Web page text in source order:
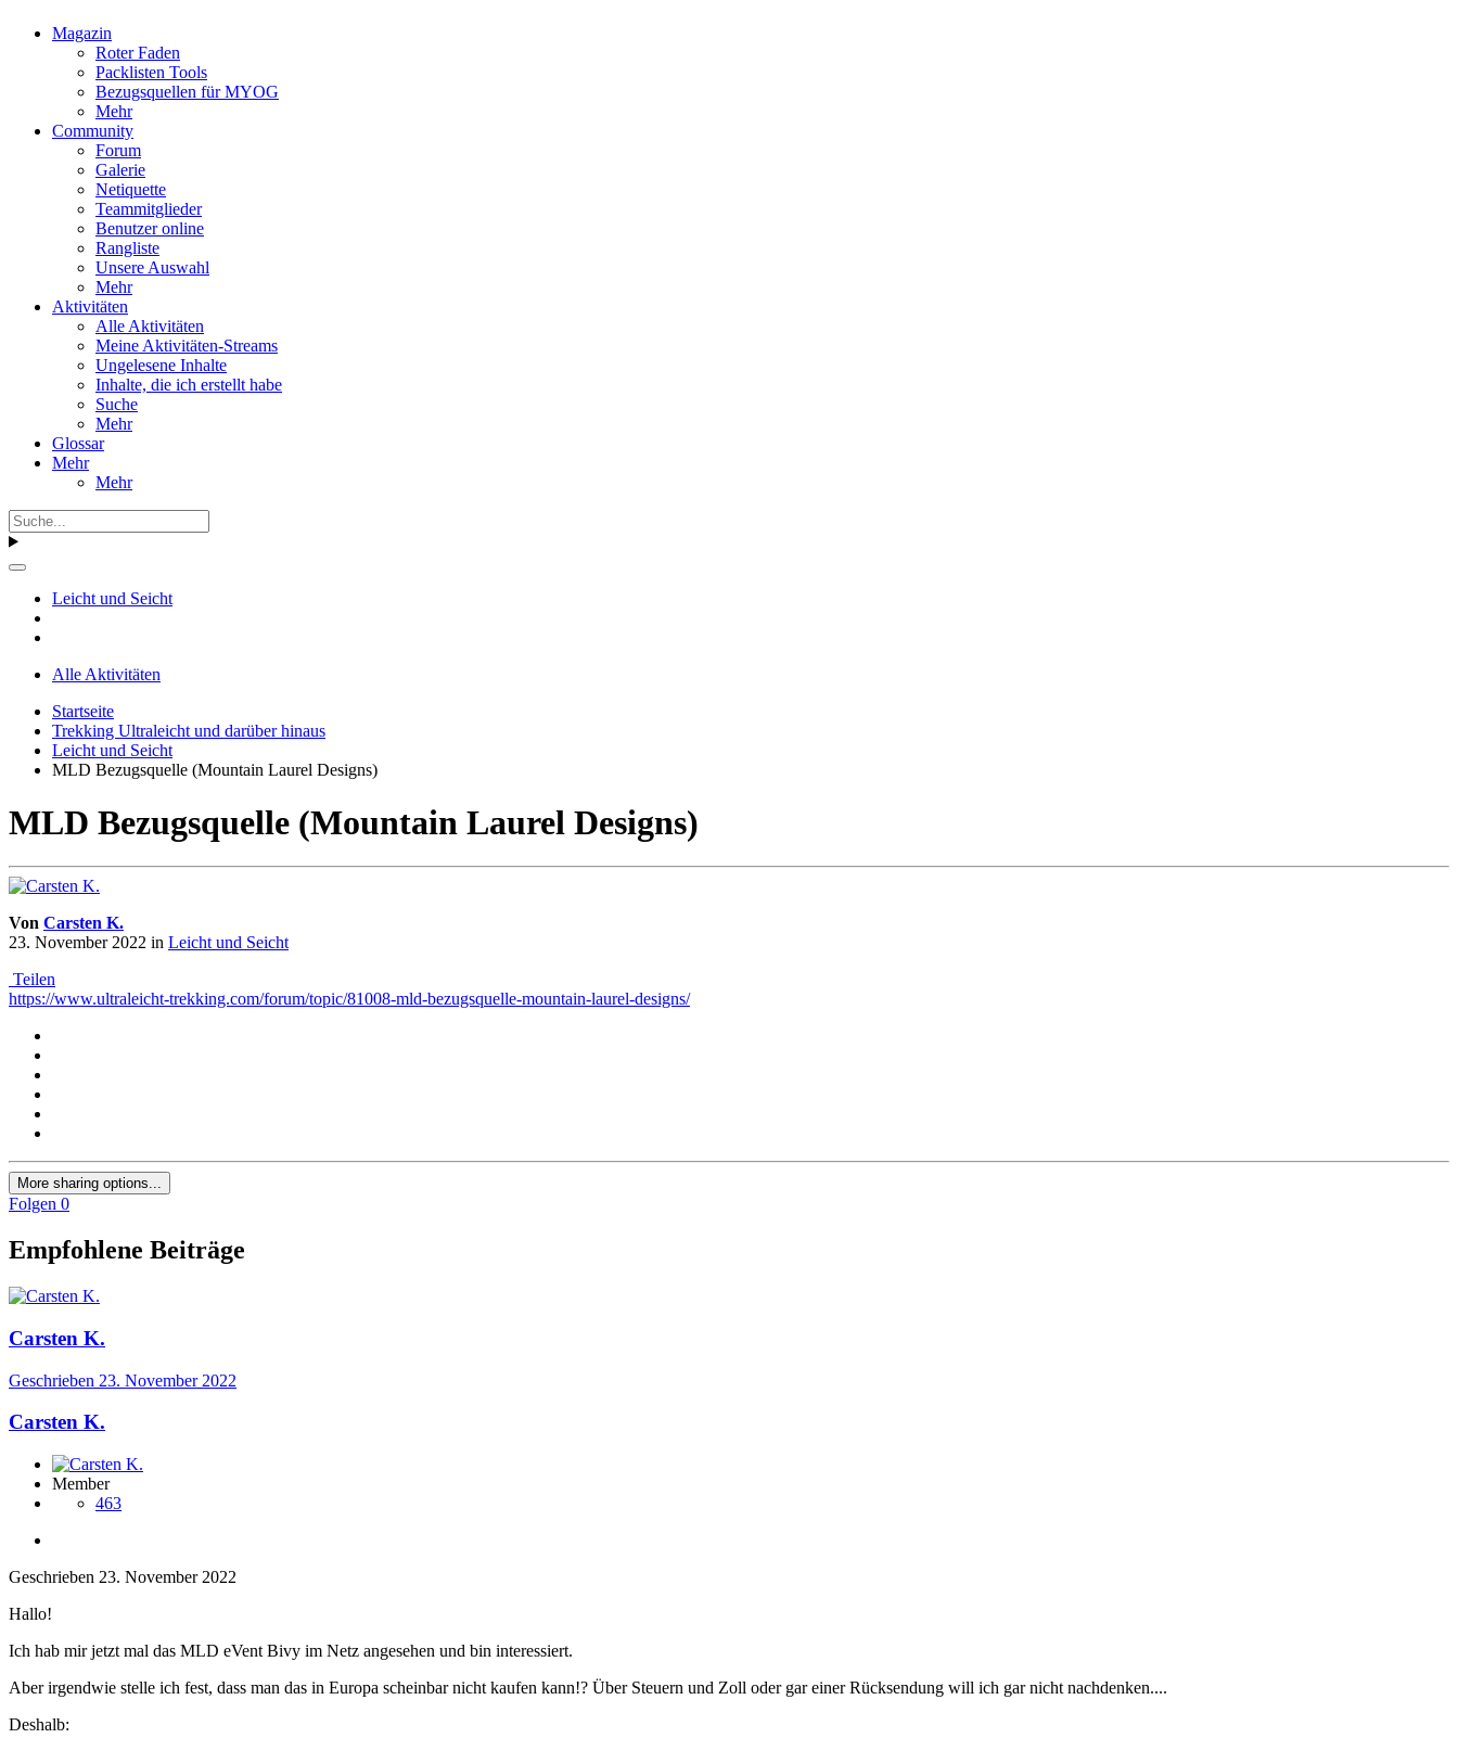
Magazin
Roter Faden
Packlisten Tools
Bezugsquellen für MYOG
Mehr
Community
Forum
Galerie
Netiquette
Teammitglieder
Benutzer online
Rangliste
Unsere Auswahl
Mehr
Aktivitäten
Alle Aktivitäten
Meine Aktivitäten-Streams
Ungelesene Inhalte
Inhalte, die ich erstellt habe
Suche
Mehr
Glossar
Mehr
Mehr
Leicht und Seicht
Alle Aktivitäten
Startseite
Trekking Ultraleicht und darüber hinaus
Leicht und Seicht
MLD Bezugsquelle (Mountain Laurel Designs)
MLD Bezugsquelle (Mountain Laurel Designs)
Von Carsten K.
23. November 2022 in Leicht und Seicht
Teilen
https://www.ultraleicht-trekking.com/forum/topic/81008-mld-bezugsquelle-mountain-laurel-designs/
More sharing options...
Folgen 0
Empfohlene Beiträge
Carsten K.
Geschrieben 23. November 2022
Carsten K.
Member
463
Geschrieben 23. November 2022
Hallo!
Ich hab mir jetzt mal das MLD eVent Bivy im Netz angesehen und bin interessiert.
Aber irgendwie stelle ich fest, dass man das in Europa scheinbar nicht kaufen kann!? Über Steuern und Zoll oder gar einer Rücksendung will ich gar nicht nachdenken....
Deshalb: